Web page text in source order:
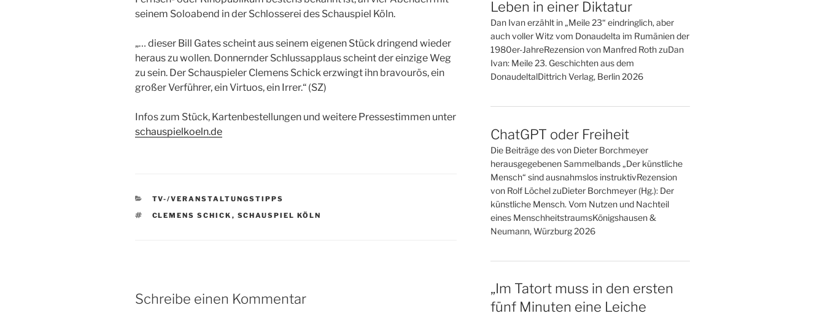
seinem Soloabend in der Schlosserei des Schauspiel Köln.
„… dieser Bill Gates scheint aus seinem eigenen Stück dringend wieder
heraus zu wollen. Donnernder Schlussapplaus scheint der einzige Weg
zu sein. Der Schauspieler Clemens Schick erzwingt ihn bravourös, ein
großer Verführer, ein Virtuos, ein Irrer.“ (SZ)
Infos zum Stück, Kartenbestellungen und weitere Pressestimmen unter
schauspielkoeln.de
KATEGORIEN
TV-/VERANSTALTUNGSTIPPS
SCHLAGWÖRTER
CLEMENS SCHICK , SCHAUSPIEL KÖLN
Schreibe einen Kommentar
Leben in einer Diktatur
Dan Ivan erzählt in „Meile 23“ eindringlich, aber
auch voller Witz vom Donaudelta im Rumänien der
1980er-JahreRezension von Manfred Roth zuDan
Ivan: Meile 23. Geschichten aus dem
DonaudeltalDittrich Verlag, Berlin 2026
ChatGPT oder Freiheit
Die Beiträge des von Dieter Borchmeyer
herausgegebenen Sammelbands „Der künstliche
Mensch“ sind ausnahmslos instruktivRezension
von Rolf Löchel zuDieter Borchmeyer (Hg.): Der
künstliche Mensch. Vom Nutzen und Nachteil
eines MenschheitstraumsKönigshausen &
Neumann, Würzburg 2026
„Im Tatort muss in den ersten
fünf Minuten eine Leiche